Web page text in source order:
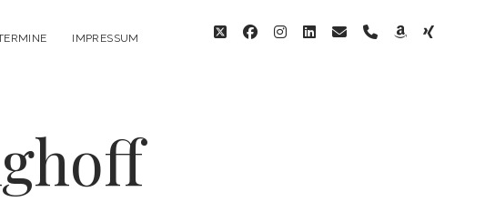
IMPRESSUM twitterfacebookinstagram
linkedin
emailphoneamazon
xing